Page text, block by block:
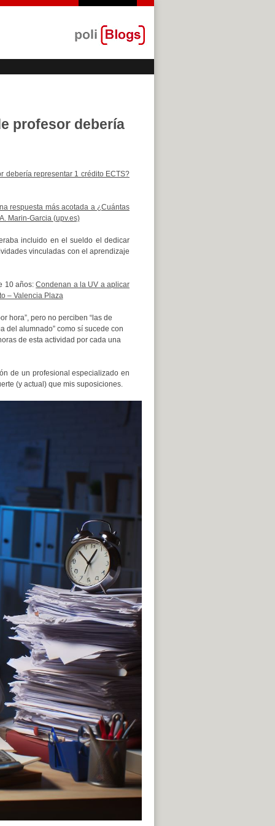
profesor debería
debería representar 1 crédito ECTS?
respuesta más acotada a ¿Cuántas
Marin-Garcia (upv.es)
incluido en el sueldo el dedicar
vinculadas con el aprendizaje
10 años:Condenan a la UV a aplicar
– Valencia Plaza
hora”, pero no perciben “las de
del alumnado” como sí sucede con
de esta actividad por cada una
de un profesional especializado en
(y actual) que mis suposiciones.